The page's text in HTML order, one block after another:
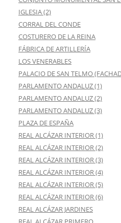
IGLESIA (2)
CORRAL DEL CONDE
COSTURERO DE LA REINA
FÁBRICA DE ARTILLERÍA
LOS VENERABLES
PALACIO DE SAN TELMO
PARLAMENTO ANDALUZ (1)
PARLAMENTO ANDALUZ (2)
PARLAMENTO ANDALUZ (3)
PLAZA DE ESPAÑA
REAL ALCÁZAR INTERIOR (1)
REAL ALCÁZAR INTERIOR (2)
REAL ALCÁZAR INTERIOR (3)
REAL ALCÁZAR INTERIOR (4)
REAL ALCÁZAR INTERIOR (5)
REAL ALCÁZAR INTERIOR (6)
REAL ALCÁZAR JARDINES